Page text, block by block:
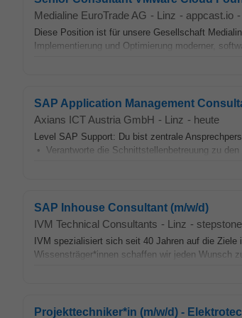
Medialine EuroTrade AG - Linz - appcast.io -
Diese Position ist für unsere Gesellschaft
Implementierung und Optimierung moderner,
SAP Application Management
Axians ICT Austria GmbH - Linz - heute
Level SAP Support: Du bist zentrale
• Verantworte die Schnittstellenbetreuung zu
SAP Inhouse Consultant (m/w/d)
IVM Technical Consultants - Linz -
IVM spezialisiert sich seit 40 Jahren auf die Ziele
Wissensträger*innen schaffen wir jeden Wunsch
Projekttechniker*in (m/w/d) -